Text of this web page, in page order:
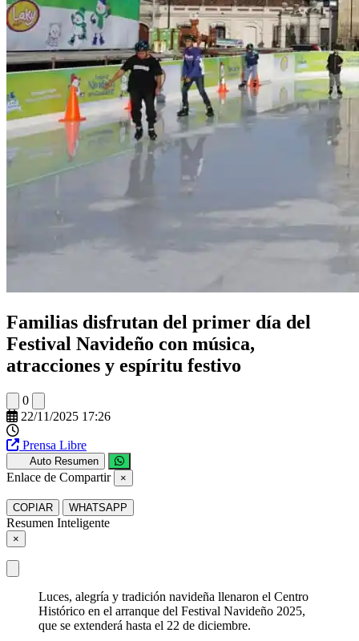
Familias disfrutan del primer día del
Festival Navideño con música,
atracciones y espíritu festivo
0
22/11/2025 17:26
Prensa Libre
Auto Resumen
Enlace de Compartir ×
COPIAR WHATSAPP
Resumen Inteligente
×
Luces, alegría y tradición navideña llenaron el Centro
Histórico en el arranque del Festival Navideño 2025,
que se extenderá hasta el 22 de diciembre.